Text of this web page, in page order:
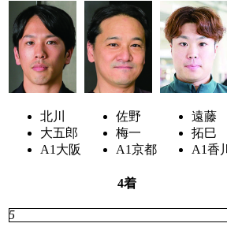
北川
大五郎
A1 大阪
佐野
梅一
A1京都
遠藤
拓巳
A1香川
4着
5